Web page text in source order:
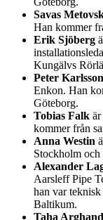
Savas
Han kommer
Erik Sjöberg
Kungälvs
Peter Karlsson
Enkon. Han
Göteborg.
Tobias Falk
kommer från
Anna Westin
Stockholm
Alexander
Aarsleff Pipe
han var
Baltikum.
Taha Arghand